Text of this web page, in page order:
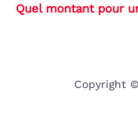
Quel montant pour
Copyright